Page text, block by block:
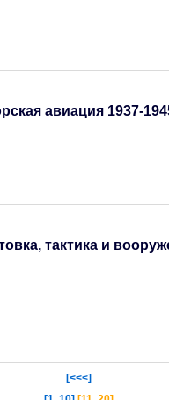
авиация 1937-
тактика и
[<<<]